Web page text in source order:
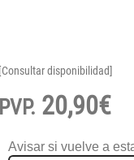
[Consultar disponibilidad]
PVP. 20,90€
Avisar si vuelve a